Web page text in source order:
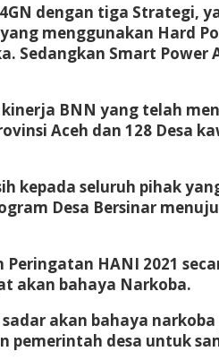
dengan tiga
menggunakan Hard
Sedangkan Smart
BNN yang telah
Aceh dan 128
kepada seluruh pihak
Desa Bersinar
HANI 2021
akan bahaya Narkoba.
akan bahaya
desa untuk